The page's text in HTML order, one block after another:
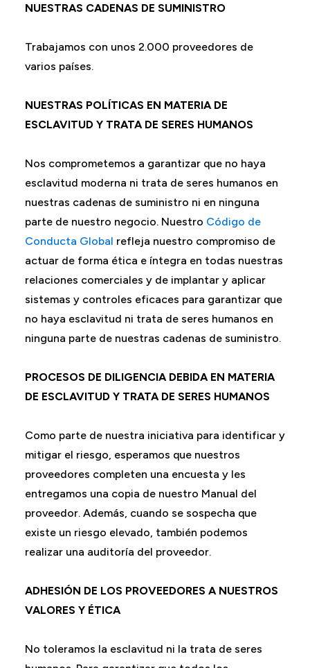
NUESTRAS CADENAS DE SUMINISTRO
Trabajamos con unos 2.000 proveedores de
varios países.
NUESTRAS POLÍTICAS EN MATERIA DE
ESCLAVITUD Y TRATA DE SERES HUMANOS
Nos comprometemos a garantizar que no haya
esclavitud moderna ni trata de seres humanos en
nuestras cadenas de suministro ni en ninguna
parte de nuestro negocio. Nuestro Código de
Conducta Global refleja nuestro compromiso de
actuar de forma ética e íntegra en todas nuestras
relaciones comerciales y de implantar y aplicar
sistemas y controles eficaces para garantizar que
no haya esclavitud ni trata de seres humanos en
ninguna parte de nuestras cadenas de suministro.
PROCESOS DE DILIGENCIA DEBIDA EN MATERIA
DE ESCLAVITUD Y TRATA DE SERES HUMANOS
Como parte de nuestra iniciativa para identificar y
mitigar el riesgo, esperamos que nuestros
proveedores completen una encuesta y les
entregamos una copia de nuestro Manual del
proveedor. Además, cuando se sospecha que
existe un riesgo elevado, también podemos
realizar una auditoría del proveedor.
ADHESIÓN DE LOS PROVEEDORES A NUESTROS
VALORES Y ÉTICA
No toleramos la esclavitud ni la trata de seres